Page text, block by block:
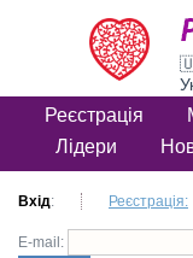
Реєстрація
Лідери
Вхід: Реєстрація:
E-mail: